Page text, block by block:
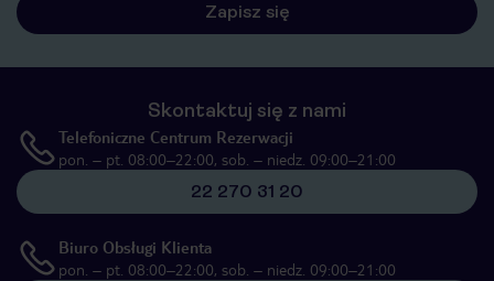
Zapisz się
Skontaktuj się z nami
Telefoniczne Centrum Rezerwacji
pon. – pt. 08:00–22:00, sob. – niedz. 09:00–21:00
22 270 31 20
Biuro Obsługi Klienta
pon. – pt. 08:00–22:00, sob. – niedz. 09:00–21:00